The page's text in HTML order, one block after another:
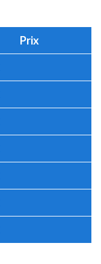
Prix